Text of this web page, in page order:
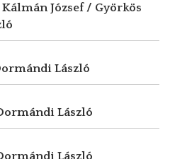
Kálmán József / Györkös
László
László
László